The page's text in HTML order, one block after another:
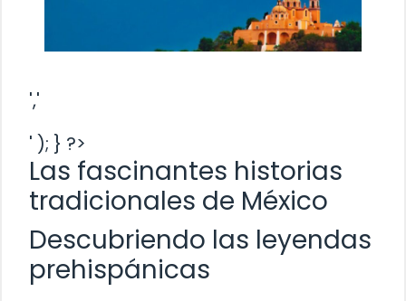
','
' ); } ?>
Las fascinantes historias
tradicionales de México
Descubriendo las leyendas
prehispánicas